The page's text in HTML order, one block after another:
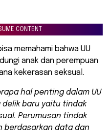
CONTENT
memahami bahwa UU
anak dan perempuan
kekerasan seksual.
hal penting dalam UU
delik baru yaitu tindak
Perumusan tindak
berdasarkan data dan